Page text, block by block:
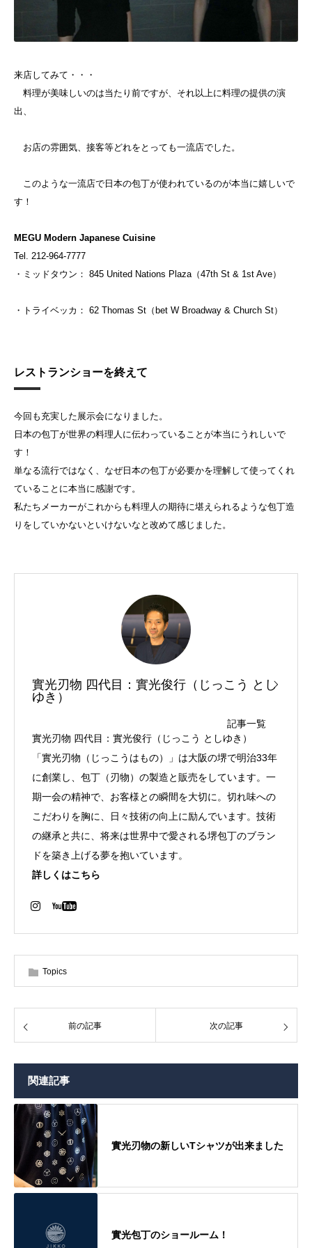
来店してみて・・・
料理が美味しいのは当たり前ですが、それ以上に料理の提供の演
出、
お店の雰囲気、接客等どれをとっても一流店でした。
このような一流店で日本の包丁が使われているのが本当に嬉しいで
す！
MEGU Modern Japanese Cuisine
Tel. 212-964-7777
・ミッドタウン： 845 United Nations Plaza（47th St & 1st Ave）
・トライベッカ： 62 Thomas St（bet W Broadway & Church St）
レストランショーを終えて
今回も充実した展示会になりました。
日本の包丁が世界の料理人に伝わっていることが本当にうれしいで
す！
単なる流行ではなく、なぜ日本の包丁が必要かを理解して使ってくれ
ていることに本当に感謝です。
私たちメーカーがこれからも料理人の期待に堪えられるような包丁造
りをしていかないといけないなと改めて感じました。
實光刃物 四代目：實光俊行（じっこう とし
ゆき）
記事一覧
實光刃物 四代目：實光俊行（じっこう としゆき）
「實光刃物（じっこうはもの）」は大阪の堺で明治33年
に創業し、包丁（刃物）の製造と販売をしています。一
期一会の精神で、お客様との瞬間を大切に。切れ味への
こだわりを胸に、日々技術の向上に励んでいます。技術
の継承と共に、将来は世界中で愛される堺包丁のブラン
ドを築き上げる夢を抱いています。
詳しくはこちら
Topics
前の記事 次の記事
関連記事
實光刃物の新しいTシャツが出来ました
實光包丁のショールーム！